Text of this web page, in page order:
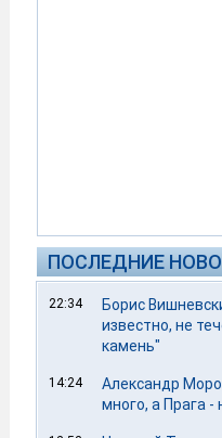
ПОСЛЕДНИЕ
22:34
Борис
известно, не
камень"
14:24
Александр
много, а Прага -